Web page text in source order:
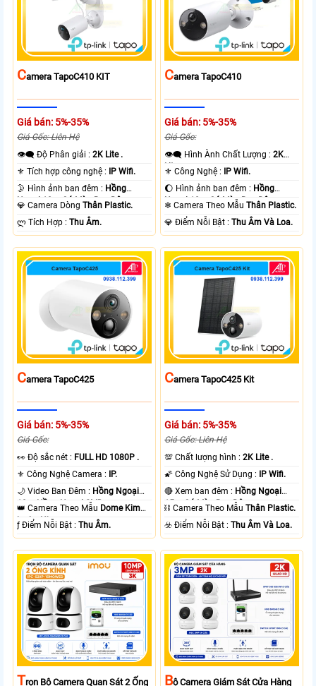
CAmera TapoC410 KIT
Giá bán: 5%-35%
Giá Gốc: Liên Hệ
👁️‍🗨 Độ Phân giải :2K Lite .
⚜️ Tích hợp công nghệ : IP Wifi.
🌛 Hình ảnh ban đêm : Hồng
Ngoại 10m Có Màu Ban Ðêm.
💎 Camera DòngThân Plastic.
️ლ Tích Hợp :Thu Âm.
CAmera TapoC410
Giá bán: 5%-35%
Giá Gốc:
👁️‍🗨 Hình Ành Chất Lượng :2K
Lite .
⚜️ Công Nghệ : IP Wifi.
🌔 Hình ảnh ban đêm : Hồng
Ngoại 10m Có Màu Ban Ðêm.
❄ Camera Theo MẫuThân Plastic.
️💎 Điểm Nỗi Bật :Thu Âm Và Loa.
CAmera TapoC425
Giá bán: 5%-35%
Giá Gốc:
️👀 Độ sắc nét : FULL HD 1080P .
⚜️ Công Nghệ Camera : IP.
🌙 Video Ban Đêm : Hồng Ngoại
10m Hồng Ngoại SMD.
👑 Camera Theo Mẫu Dome Kim
loại + Nhựa.
️ƒ Điểm Nỗi Bật :Thu Âm.
CAmera TapoC425 Kit
Giá bán: 5%-35%
Giá Gốc: Liên Hệ
💯 Chất lượng hình :2K Lite .
🌠 Công Nghệ Sử Dụng : IP Wifi.
🔴 Xem ban đêm : Hồng Ngoại
15m Có Màu Ban Ðêm.
⛓ Camera Theo MẫuThân Plastic.
️☣️ Điểm Nỗi Bật :Thu Âm Và Loa.
TRọn Bộ Camera Quan Sát 2 Ống
BỘ Camera Giám Sát Cửa Hàng